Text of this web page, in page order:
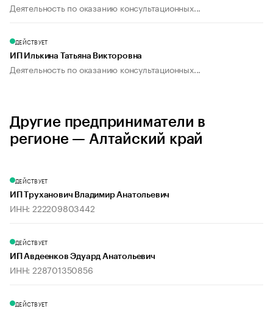
Деятельность по оказанию консультационных...
ДЕЙСТВУЕТ
ИП Илькина Татьяна Викторовна
Деятельность по оказанию консультационных...
Другие предприниматели в
регионе — Алтайский край
ДЕЙСТВУЕТ
ИП Труханович Владимир Анатольевич
ИНН: 222209803442
ДЕЙСТВУЕТ
ИП Авдеенков Эдуард Анатольевич
ИНН: 228701350856
ДЕЙСТВУЕТ